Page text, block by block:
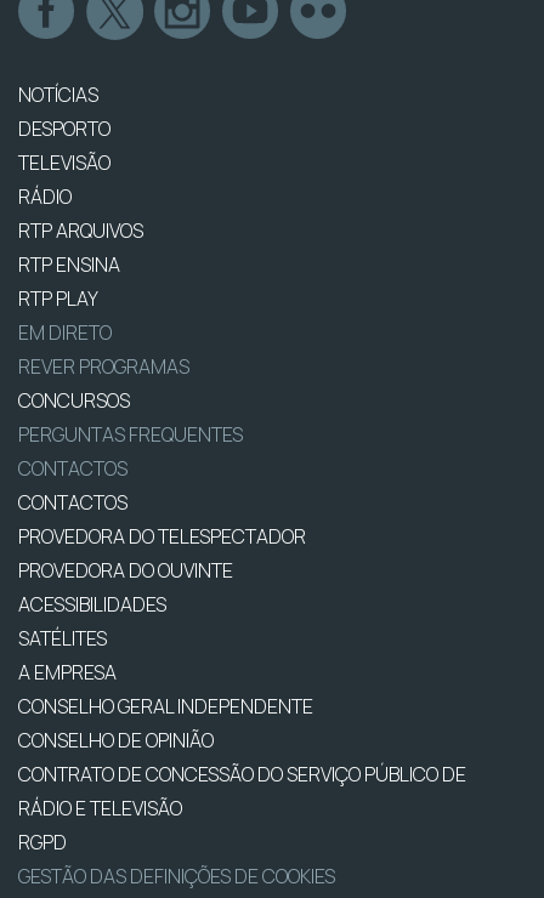
NOTÍCIAS
DESPORTO
TELEVISÃO
RÁDIO
RTP ARQUIVOS
RTP ENSINA
RTP PLAY
EM DIRETO
REVER PROGRAMAS
CONCURSOS
PERGUNTAS FREQUENTES
CONTACTOS
CONTACTOS
PROVEDORA DO TELESPECTADOR
PROVEDORA DO OUVINTE
ACESSIBILIDADES
SATÉLITES
A EMPRESA
CONSELHO GERAL INDEPENDENTE
CONSELHO DE OPINIÃO
CONTRATO DE CONCESSÃO DO SERVIÇO PÚBLICO DE
RÁDIO E TELEVISÃO
RGPD
GESTÃO DAS DEFINIÇÕES DE COOKIES